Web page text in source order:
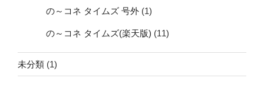
の～コネ タイムズ 号外 (1)
の～コネ タイムズ(楽天版) (11)
未分類 (1)